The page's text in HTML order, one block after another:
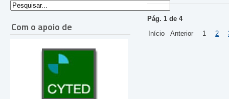
Com o apoio de
Pág. 1 de 4
Início
Anterior 1 2